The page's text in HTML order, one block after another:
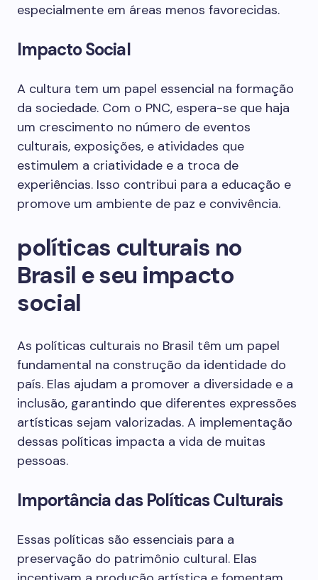
especialmente em áreas menos favorecidas.
Impacto Social
A cultura tem um papel essencial na formação
da sociedade. Com o PNC, espera-se que haja
um crescimento no número de eventos
culturais, exposições, e atividades que
estimulem a criatividade e a troca de
experiências. Isso contribui para a educação e
promove um ambiente de paz e convivência.
políticas culturais no
Brasil e seu impacto
social
As políticas culturais no Brasil têm um papel
fundamental na construção da identidade do
país. Elas ajudam a promover a diversidade e a
inclusão, garantindo que diferentes expressões
artísticas sejam valorizadas. A implementação
dessas políticas impacta a vida de muitas
pessoas.
Importância das Políticas Culturais
Essas políticas são essenciais para a
preservação do patrimônio cultural. Elas